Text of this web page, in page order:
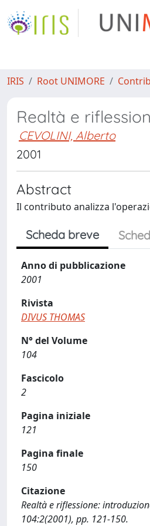
IRIS Root UNIMORE
Realtà e
CEVOLINI, Alberto
2001
Abstract
Il contributo analizza
Scheda breve
Anno di pubblicazione
2001
Rivista
DIVUS THOMAS
N° del Volume
104
Fascicolo
2
Pagina iniziale
121
Pagina finale
150
Citazione
Realtà e riflessione:
104:2(2001), pp. 121-150.